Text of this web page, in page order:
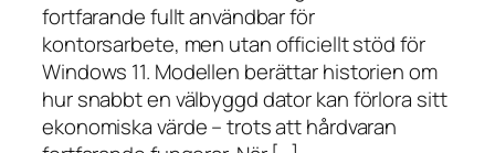
fortfarande fullt användbar för
kontorsarbete, men utan officiellt stöd för
Windows 11. Modellen berättar historien om
hur snabbt en välbyggd dator kan förlora sitt
ekonomiska värde – trots att hårdvaran